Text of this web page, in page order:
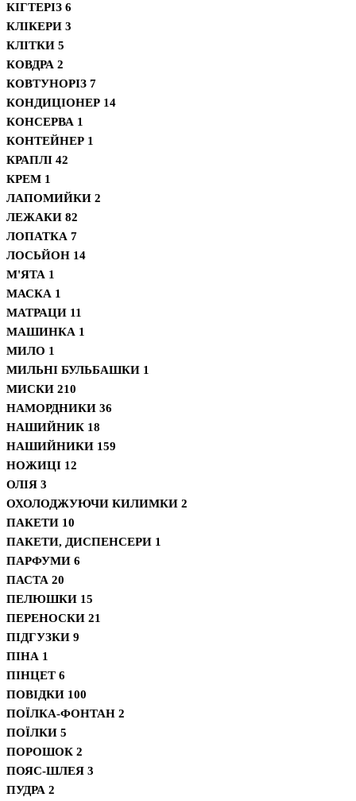
КІГТЕРІЗ 6
КЛІКЕРИ 3
КЛІТКИ 5
КОВДРА 2
КОВТУНОРІЗ 7
КОНДИЦІОНЕР 14
КОНСЕРВА 1
КОНТЕЙНЕР 1
КРАПЛІ 42
КРЕМ 1
ЛАПОМИЙКИ 2
ЛЕЖАКИ 82
ЛОПАТКА 7
ЛОСЬЙОН 14
М'ЯТА 1
МАСКА 1
МАТРАЦИ 11
МАШИНКА 1
МИЛО 1
МИЛЬНІ БУЛЬБАШКИ 1
МИСКИ 210
НАМОРДНИКИ 36
НАШИЙНИК 18
НАШИЙНИКИ 159
НОЖИЦІ 12
ОЛІЯ 3
ОХОЛОДЖУЮЧИ КИЛИМКИ 2
ПАКЕТИ 10
ПАКЕТИ, ДИСПЕНСЕРИ 1
ПАРФУМИ 6
ПАСТА 20
ПЕЛЮШКИ 15
ПЕРЕНОСКИ 21
ПІДГУЗКИ 9
ПІНА 1
ПІНЦЕТ 6
ПОВІДКИ 100
ПОЇЛКА-ФОНТАН 2
ПОЇЛКИ 5
ПОРОШОК 2
ПОЯС-ШЛЕЯ 3
ПУДРА 2